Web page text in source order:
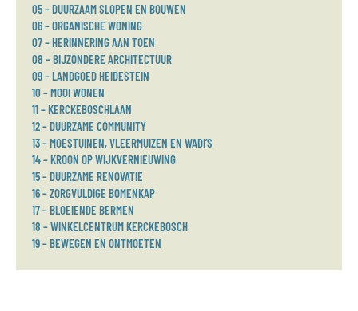
05 – DUURZAAM SLOPEN EN BOUWEN
06 – ORGANISCHE WONING
07 – HERINNERING AAN TOEN
08 – BIJZONDERE ARCHITECTUUR
09 – LANDGOED HEIDESTEIN
10 – MOOI WONEN
11 – KERCKEBOSCHLAAN
12 – DUURZAME COMMUNITY
13 – MOESTUINEN, VLEERMUIZEN EN WADI’S
14 – KROON OP WIJKVERNIEUWING
15 – DUURZAME RENOVATIE
16 – ZORGVULDIGE BOMENKAP
17 – BLOEIENDE BERMEN
18 – WINKELCENTRUM KERCKEBOSCH
19 – BEWEGEN EN ONTMOETEN